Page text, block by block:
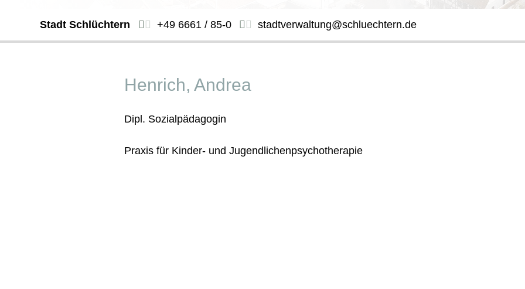
Stadt Schlüchtern +49 6661 / 85-0 stadtverwaltung@schluechtern.de
Henrich, Andrea
Dipl. Sozialpädagogin
Praxis für Kinder- und Jugendlichenpsychotherapie